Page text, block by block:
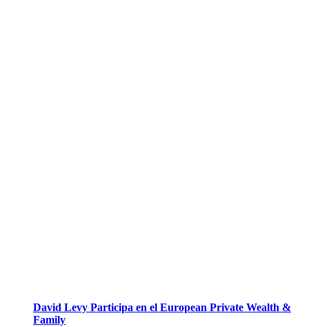
David Levy Participa en el European Private Wealth &
Family